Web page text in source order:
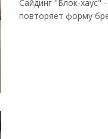
Сайдинг "Блок-хаус"
повторяет форму